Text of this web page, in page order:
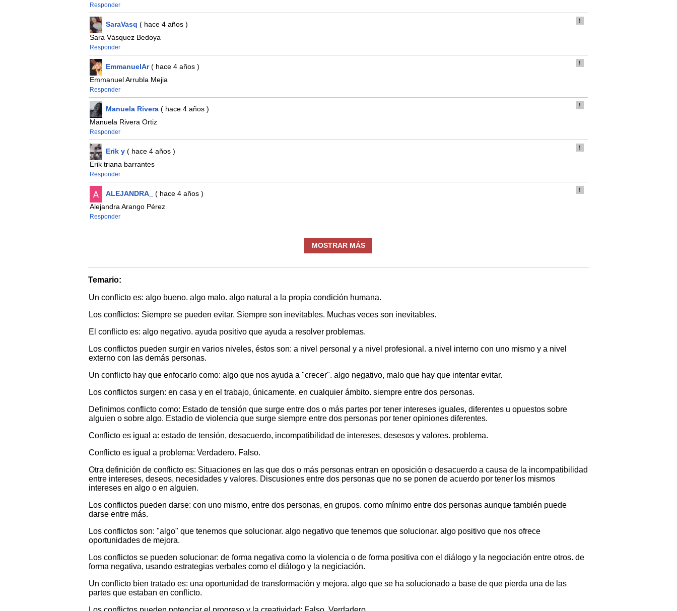
Responder
SaraVasq ( hace 4 años )
Sara Vásquez Bedoya
Responder
EmmanuelAr( hace 4 años )
Emmanuel Arrubla Mejia
Responder
Manuela Rivera( hace 4 años )
Manuela Rivera Ortiz
Responder
Erik y( hace 4 años )
Erik triana barrantes
Responder
ALEJANDRA_
( hace 4 años )
Alejandra Arango Pérez
Responder
MOSTRAR MÁS
Temario:
Un conflicto es: algo bueno. algo malo. algo natural a la propia condición humana.
Los conflictos: Siempre se pueden evitar. Siempre son inevitables. Muchas veces son inevitables.
El conflicto es: algo negativo. ayuda positivo que ayuda a resolver problemas.
Los conflictos pueden surgir en varios niveles, éstos son: a nivel personal y a nivel profesional. a nivel interno con uno mismo y a nivel
externo con las demás personas.
Un conflicto hay que enfocarlo como: algo que nos ayuda a "crecer". algo negativo, malo que hay que intentar evitar.
Los conflictos surgen: en casa y en el trabajo, únicamente. en cualquier ámbito. siempre entre dos personas.
Definimos conflicto como: Estado de tensión que surge entre dos o más partes por tener intereses iguales, diferentes u opuestos sobre
alguien o sobre algo. Estadio de violencia que surge siempre entre dos personas por tener opiniones diferentes.
Conflicto es igual a: estado de tensión, desacuerdo, incompatibilidad de intereses, desesos y valores. problema.
Conflicto es igual a problema: Verdadero. Falso.
Otra definición de conflicto es: Situaciones en las que dos o más personas entran en oposición o desacuerdo a causa de la incompatibilidad
entre intereses, deseos, necesidades y valores. Discusiones entre dos personas que no se ponen de acuerdo por tener los mismos
intereses en algo o en alguien.
Los conflictos pueden darse: con uno mismo, entre dos personas, en grupos. como mínimo entre dos personas aunque también puede
darse entre más.
Los conflictos son: "algo" que tenemos que solucionar. algo negativo que tenemos que solucionar. algo positivo que nos ofrece
oportunidades de mejora.
Los conflictos se pueden solucionar: de forma negativa como la violencia o de forma positiva con el diálogo y la negociación entre otros. de
forma negativa, usando estrategias verbales como el diálogo y la negiciación.
Un conflicto bien tratado es: una oportunidad de transformación y mejora. algo que se ha solucionado a base de que pierda una de las
partes que estaban en conflicto.